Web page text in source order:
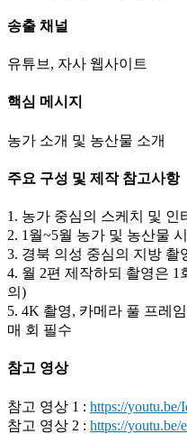
송출 채널
유튜브, 자사 웹사이트
핵심 메시지
농가 소개 및 농산물 소개
주요 구성 및 제작 참고사항
1. 농가 중심의 스케치 및 인
2. 1월~5월 농가 및 농산물
3. 경북 의성 중심의 지방 촬
4. 월 2편 제작하되 촬영은 1
의)
5. 4K 촬영, 카메라 풀 프레
매 회 필수
참고 영상
참고 영상 1 : https://
참고 영상 2 : https://youtu.be/